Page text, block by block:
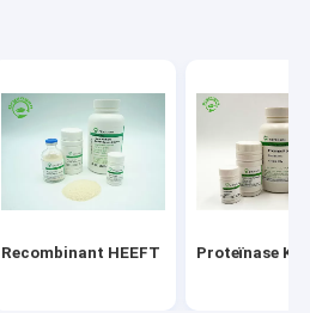
Recombinant HEEFT Proteïnase K